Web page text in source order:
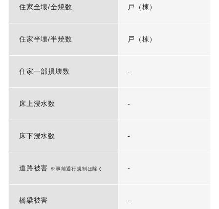
住家全壊/全焼数 戸（棟）
住家半壊/半焼数 戸（棟）
住家一部損壊数 -
床上浸水数 -
床下浸水数 -
道路被害 ※事前通行規制は除く -
橋梁被害 -